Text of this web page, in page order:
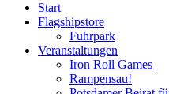
Start
Flagshipstore
Fuhrpark
Veranstaltungen
Iron Roll Games
Rampensau!